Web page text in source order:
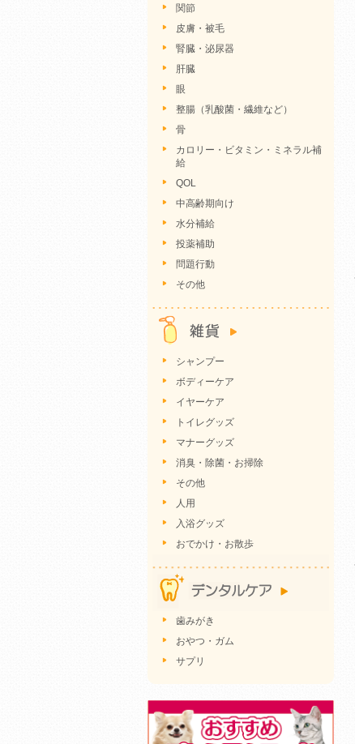
関節
皮膚・被毛
腎臓・泌尿器
肝臓
眼
整腸（乳酸菌・繊維など）
骨
カロリー・ビタミン・ミネラル補
給
QOL
中高齢期向け
水分補給
投薬補助
問題行動
その他
シャンプー
ボディーケア
イヤーケア
トイレグッズ
マナーグッズ
消臭・除菌・お掃除
その他
人用
入浴グッズ
おでかけ・お散歩
歯みがき
おやつ・ガム
サプリ